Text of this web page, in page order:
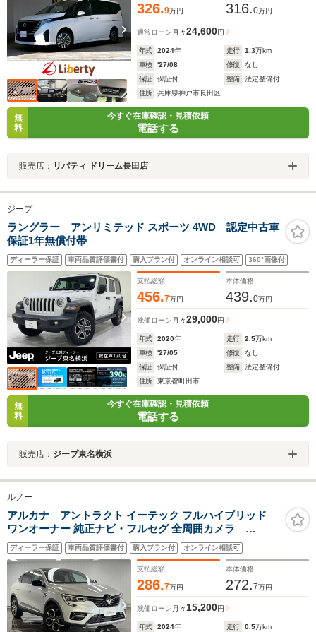
326.9万円 316.0万円
通常ローン 月々24,600円
年式 2024年 走行 1.3万km
車検
'27/08 修復
なし
保証
保証付 整備
法定整備付
住所
兵庫県神戸市長田区
無
料
今すぐ在庫確認・見積依頼
電話する
販売店： リバティ ドリーム長田店
ジープ
ラングラー アンリミテッド スポーツ 4WD 認定中古車
保証1年無償付帯
ディーラー保証 車両品質評価書付 購入プラン付 オンライン相談可 360°画像付
支払総額
456.7万円
本体価格
439.0万円
残価ローン 月々29,000円
年式 2020年 走行 2.5万km
車検
'27/05 修復
なし
保証
保証付 整備
法定整備付
住所
東京都町田市
無
料
今すぐ在庫確認・見積依頼
電話する
販売店： ジープ東名横浜
ルノー
アルカナ アントラクト イーテック フルハイブリッド
ワンオーナー 純正ナビ・フルセグ 全周囲カメラ
AppleCarPlay Bluetooth 衝突被害軽減ブレーキ シ
ートヒーター ステアリングヒーター アダプティブ
クルーズコントロール 新車保証継承
ディーラー保証 車両品質評価書付 購入プラン付 オンライン相談可
支払総額
286.7万円
本体価格
272.7万円
残価ローン 月々 15,200円
年式 2024年 走行 0.5万km